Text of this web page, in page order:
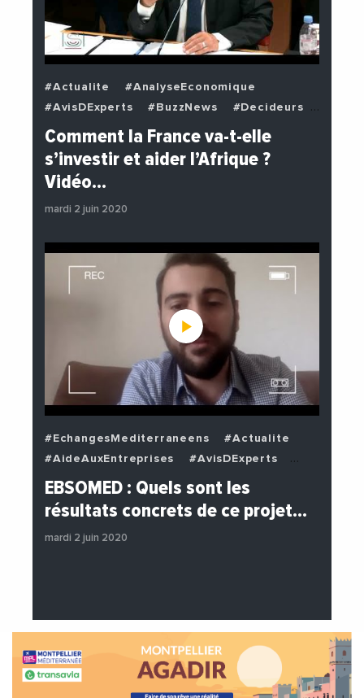
#Actualite
#AnalyseEconomique
#AvisDExperts
#BuzzNews
#Decideurs
#EchangesMediterraneens
#Economie
#PhotosEtVideos
#Politique
Comment la France va-t-elle
s’investir et aider l’Afrique ?
Vidéo…
mardi 2 juin 2020
#EchangesMediterraneens
#Actualite
#AideAuxEntreprises
#AvisDExperts
#BuzzNews
#Decideurs
#EchangesMediterraneens
#Entreprises
#Institutions
#PhotosEtVideos
EBSOMED : Quels sont les
résultats concrets de ce projet…
mardi 2 juin 2020